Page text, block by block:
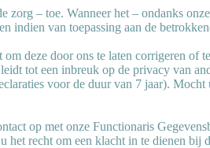
– toe. Wanneer het – ondanks
indien van toepassing aan de
deze door ons te laten corrigeren of
tot een inbreuk op de privacy van
voor de duur van 7 jaar).
op met onze Functionaris
recht om een klacht in te dienen bij